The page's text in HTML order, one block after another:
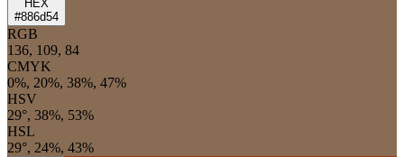
HEX
#886d54
RGB
136, 109, 84
CMYK
0%, 20%, 38%, 47%
HSV
29°, 38%, 53%
HSL
29°, 24%, 43%